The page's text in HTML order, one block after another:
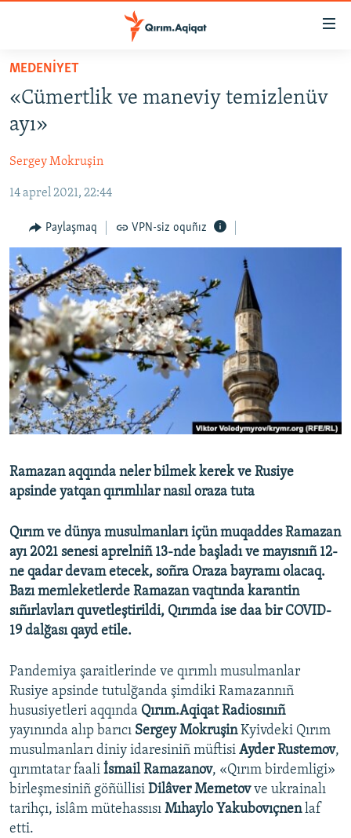
Esas
qaytmaq
Baş
navigatsiyağa
qaytmaq
qaytmaq
İQTİSADİYAT
CEMİYET
MEDENİYET
İNSAN AQLARI
VİDEO
SÜRET
BLOGLAR
FİKİR
Русский
Українською
RFE/RS bütün saytları
MEDENİYET
«Cümertlik ve maneviy temizlenüv
ayı»
Sergey Mokruşin
14 aprel 2021, 22:44
Paylaşmaq VPN-siz oquñız
Ramazan aqqında neler bilmek kerek ve Rusiye
apsinde yatqan qırımlılar nasıl oraza tuta
Qırım ve dünya musulmanları içün muqaddes Ramazan
ayı 2021 senesi aprelniñ 13-nde başladı ve mayısnıñ 12-
ne qadar devam etecek, soñra Oraza bayramı olacaq.
Bazı memleketlerde Ramazan vaqtında karantin
sıñırlavları quvetleştirildi, Qırımda ise daa bir COVID-
19 dalğası qayd etile.
Pandemiya şaraitlerinde ve qırımlı musulmanlar
Rusiye apsinde tutulğanda şimdiki Ramazannıñ
hususiyetleri aqqında Qırım.Aqiqat Radiosınıñ
yayınında alıp barıcı Sergey MokruşinKyivdeki Qırım
musulmanları diniy idaresiniñ müftisi Ayder Rustemov,
qırımtatar faali İsmail Ramazanov, «Qırım birdemligi»
birleşmesiniñ göñüllisi Dilâver Memetovve ukrainalı
tarihçı, islâm mütehassısı Mıhaylo Yakubovıçnenlaf
etti.